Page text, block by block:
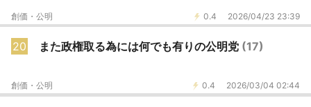
0.4 2026/04/23 23:39
創価・公明
20 また政権取る為には何でも有りの公明党 (17)
0.4 2026/03/04 02:44
創価・公明